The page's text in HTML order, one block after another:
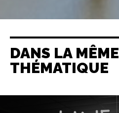
DANS LA MÊME
THÉMATIQUE